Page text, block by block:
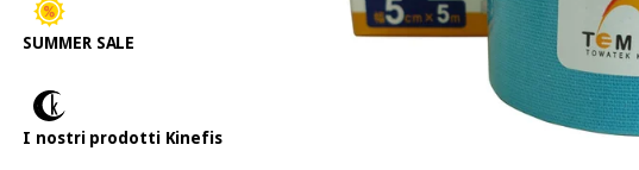
SUMMER SALE
I nostri prodotti Kinefis